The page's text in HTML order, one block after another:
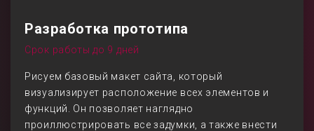
Разработка прототипа
Срок работы до 9 дней
Рисуем базовый макет сайта, который
визуализирует расположение всех элементов и
функций. Он позволяет наглядно
проиллюстрировать все задумки, а также внести